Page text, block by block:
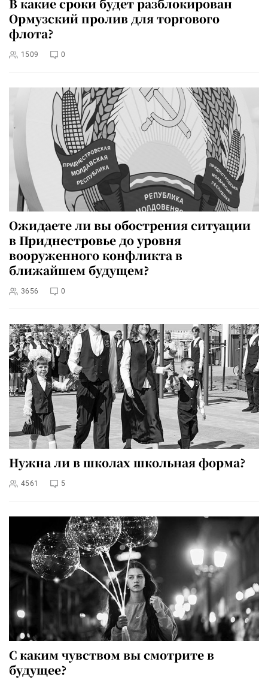
Ормузский пролив для торгового
флота?
1509 0
Ожидаете ли вы обострения ситуации
в Приднестровье до уровня
вооруженного конфликта в
ближайшем будущем?
3656 0
Нужна ли в школах школьная форма?
4561 5
С каким чувством вы смотрите в
будущее?